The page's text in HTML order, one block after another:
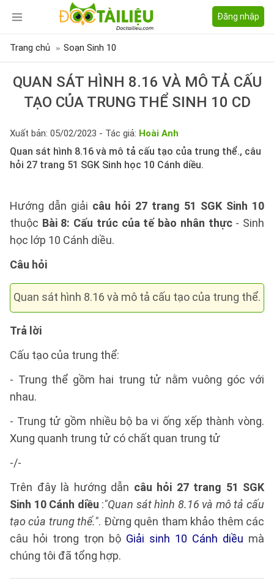
Đăng nhập
Trang chủ Soạn Sinh 10
QUAN SÁT HÌNH 8.16 VÀ MÔ TẢ CẤU
TẠO CỦA TRUNG THỂ SINH 10 CD
Xuất bản: 05/02/2023 - Tác giả: Hoài Anh
Quan sát hình 8.16 và mô tả cấu tạo của trung thể., câu
hỏi 27 trang 51 SGK Sinh học 10 Cánh diều.
Hướng dẫn giải câu hỏi 27 trang 51 SGK Sinh 10
thuộc Bài 8: Cấu trúc của tế bào nhân thực- Sinh
học lớp 10 Cánh diều.
Câu hỏi
Quan sát hình 8.16 và mô tả cấu tạo của trung thể.
Trả lời
Cấu tạo của trung thể:
- Trung thể gồm hai trung tử nằm vuông góc với
nhau.
- Trung tử gồm nhiều bộ ba vi ống xếp thành vòng.
Xung quanh trung tử có chất quan trung tử
-/-
Trên đây là hướng dẫn câu hỏi 27 trang 51 SGK
Sinh 10 Cánh diều :"Quan sát hình 8.16 và mô tả cấu
tạo của trung thể.". Đừng quên tham khảo thêm các
câu hỏi trong trọn bộ Giải sinh 10 Cánh diều mà
chúng tôi đã tổng hợp.